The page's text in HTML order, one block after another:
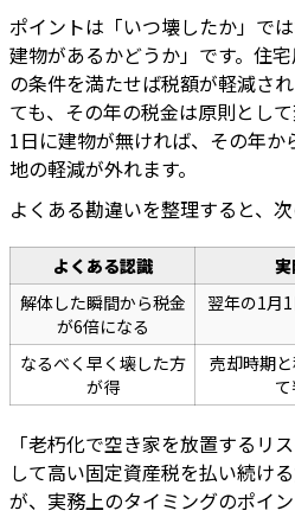
ポイントは「いつ壊したか」で
建物があるかどうか」です。住
の条件を満たせば税額が軽減さ
ても、その年の税金は原則とし
1日に建物が無ければ、その年か
地の軽減が外れます。
よくある勘違いを整理すると、次
よくある認識
解体した瞬間から税金
が6倍になる
翌年の1月
なるべく早く壊した方
が得
売却時期
「老朽化で空き家を放置するリ
して高い固定資産税を払い続け
が、実務上のタイミングのポイン